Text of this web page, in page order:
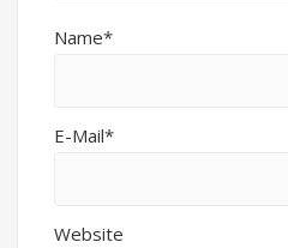
Name*
E-Mail*
Website